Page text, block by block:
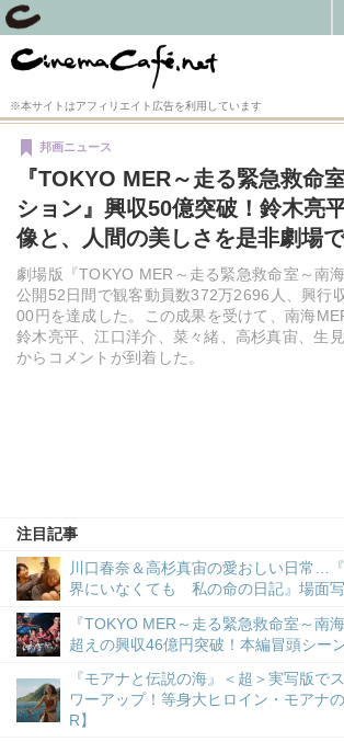
※本サイトはアフィリエイト広告を利用しています
『TOKYO MER～走る緊急救命
ション』興収50億突破！鈴木亮
像と、人間の美しさを是非劇場で
劇場版『TOKYO MER～走る緊急救命室～南
公開52日間で観客動員数372万2696人、興行
00円を達成した。この成果を受けて、南海
鈴木亮平、江口洋介、菜々緒、高杉真宙、生
からコメントが到着した。
邦画ニュース
注目記事
川口春奈＆高杉真宙の愛おしい日常…
界にいなくても 私の命の日記』場面
『TOKYO MER～走る緊急救命室～南
超えの興収46億円突破！本編冒頭シー
『モアナと伝説の海』＜超＞実写版で
ワーアップ！等身大ヒロイン・モアナ
R】